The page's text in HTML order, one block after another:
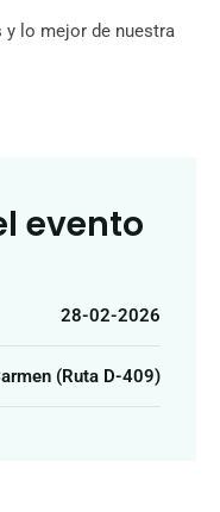
y lo mejor de nuestra
evento
28-02-2026
(Ruta D-409)